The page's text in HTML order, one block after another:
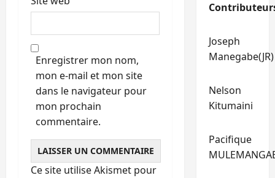
Enregistrer mon nom,
mon e-mail et mon site
dans le navigateur pour
mon prochain
commentaire.
Ce site utilise Akismet pour
Joseph
Manegabe(JR)
Nelson
Kitumaini
Pacifique